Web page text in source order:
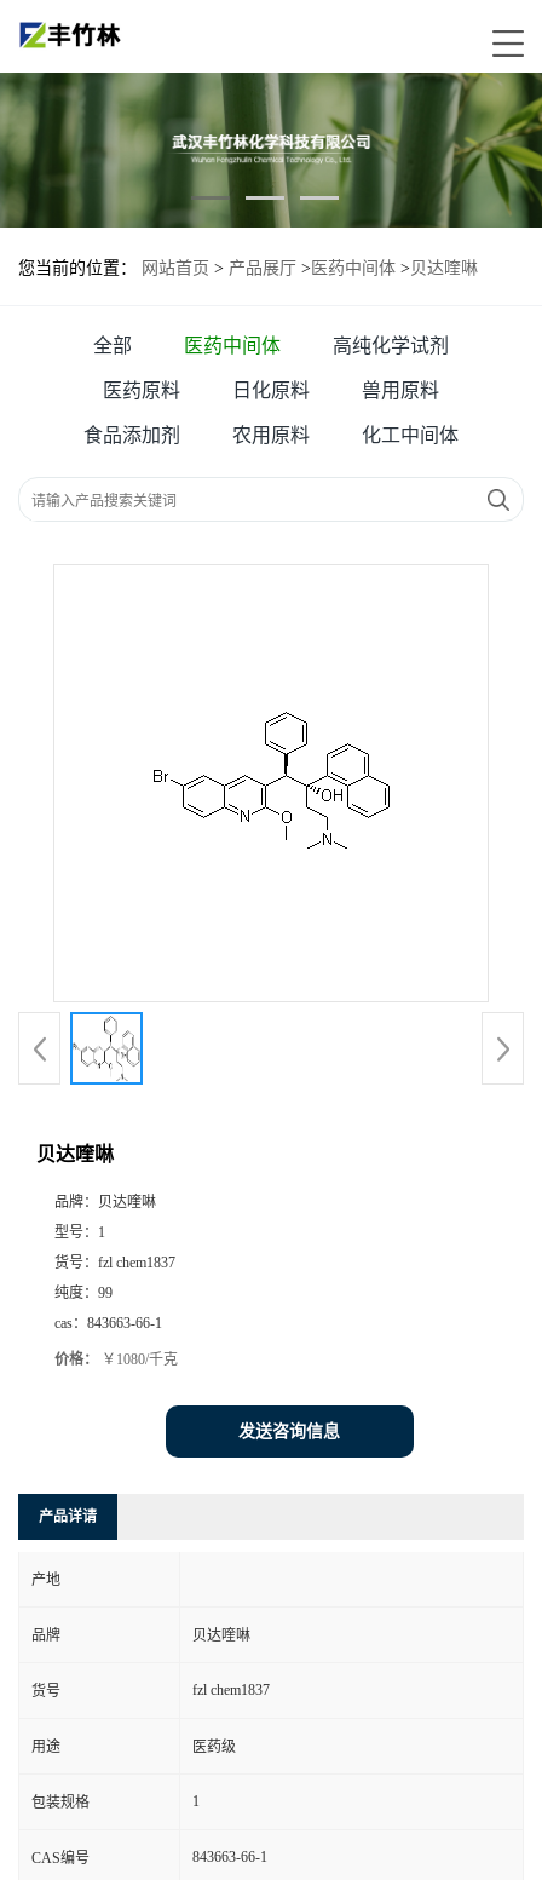
您当前的位置： 网站首页 > 产品展厅 > 医药中间体 >贝达喹啉
全部 医药中间体 高纯化学试剂
医药原料 日化原料 兽用原料
食品添加剂 农用原料 化工中间体
贝达喹啉
品牌： 贝达喹啉
型号： 1
货号： fzl chem1837
纯度： 99
cas： 843663-66-1
价格： ￥1080/千克
发送咨询信息
产品详请
产地
品牌 贝达喹啉
货号 fzl chem1837
用途 医药级
包装规格 1
CAS编号 843663-66-1